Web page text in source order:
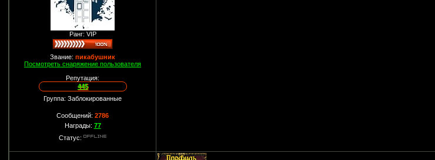
Ранг: VIP
Звание:пикабушник
Посмотреть снаряжение пользователя
Репутация:
445
Группа: Заблокированные
Сообщений:2786
Награды: 77
Статус: